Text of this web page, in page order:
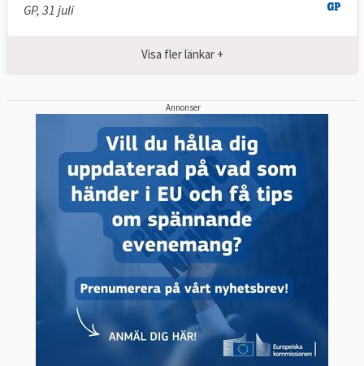
GP, 31 juli
Visa fler länkar +
Annonser